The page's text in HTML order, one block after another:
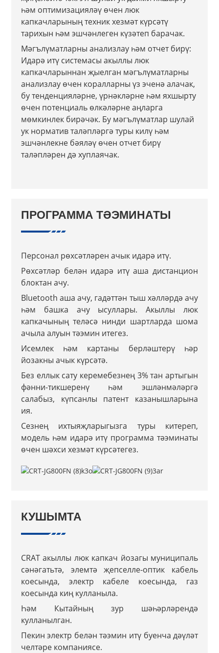
һәм оптимизацияләү өчен люк
капкачларының техник хезмәт күрсәтү
тарихын һәм эшчәнлеген күзәтеп барачак.
Мәгълүматларны анализлау һәм отчет бирү:
Идарә итү системасы акыллы люк
капкачларыннан җыелган мәгълүматларны
анализлау өчен коралларны үз эченә алачак,
бу тенденцияләрне, үрнәкләрне һәм яхшырту
өчен потенциаль өлкәләрне аңларга
мөмкинлек бирәчәк. Бу мәгълүматлар шулай
ук ​​норматив таләпләргә туры килү һәм
эшчәнлекне бәяләү өчен отчет бирү
таләпләрен дә хуплаячак.
ПРОГРАММА ТӘЭМИНАТЫ
Персонал рөхсәтләрен ачык идарә итү.
Рөхсәтләр белән идарә итү аша дистанцион
блоктан ачу.
Bluetooth аша ачу, гадәттән тыш хәлләрдә ачу
һәм башка ачу ысуллары. Акыллы люк
капкачының теләсә нинди шартларда шома
ачыла алуын тәэмин итегез.
Исемлек һәм картаны берләштерү һәр
йозакны ачык күрсәтә.
Без еллык сату керемебезнең 3% тан артыгын
фәнни-тикшеренү һәм эшләнмәләргә
салабыз, күпсанлы патент казанышларына
ия.
Сезнең ихтыяҗларыгызга туры китереп,
модель һәм идарә итү программа тәэминаты
өчен шәхси хезмәт күрсәтегез.
КУШЫМТА
CRAT акыллы люк капкач йозагы муниципаль
сәнәгатьтә, элемтә җепселле-оптик кабель
коесында, электр кабеле коесында, газ
коесында киң кулланыла.
Һәм Кытайның зур шәһәрләрендә
кулланылган.
Пекин электр белән тәэмин итү буенча дәүләт
челтәре компаниясе.